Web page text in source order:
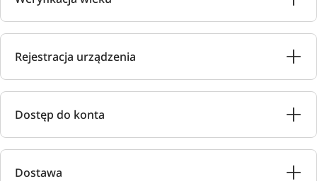
Rejestracja urządzenia
Dostęp do konta
Dostawa